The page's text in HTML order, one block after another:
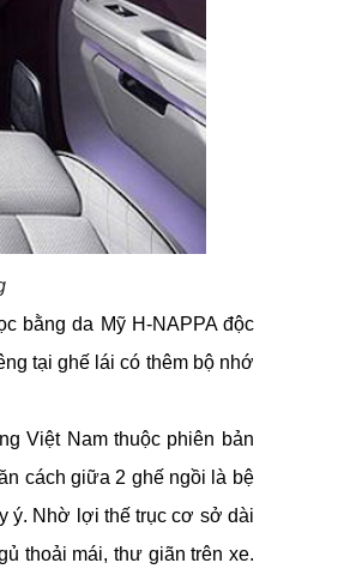
bằng da Mỹ H-NAPPA độc
tại ghế lái có thêm bộ nhớ
Việt Nam thuộc phiên bản
cách giữa 2 ghế ngồi là bệ
ý. Nhờ lợi thế trục cơ sở dài
thoải mái, thư giãn trên xe.